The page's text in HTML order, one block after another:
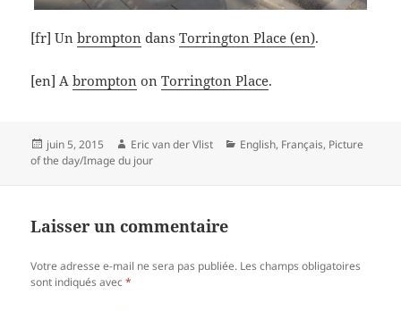
[fr] Unbrompton dansTorrington Place (en).
[en] Abrompton onTorrington Place.
Posted
on
juin 5, 2015 Author
Eric van der Vlist Categories
English, Français, Picture
of the day/Image du jour
Laisser un commentaire
Votre adresse e-mail ne sera pas publiée. Les champs obligatoires
sont indiqués avec*